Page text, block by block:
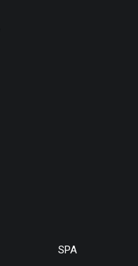
SPA